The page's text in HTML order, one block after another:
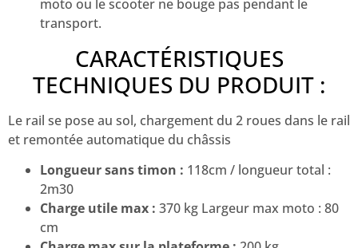
moto ou le scooter ne bouge pas pendant le
transport.
CARACTÉRISTIQUES
TECHNIQUES DU PRODUIT :
Le rail se pose au sol, chargement du 2 roues dans le rail
et remontée automatique du châssis
Longueur sans timon : 118cm / longueur total :
2m30
Charge utile max : 370 kg Largeur max moto : 80
cm